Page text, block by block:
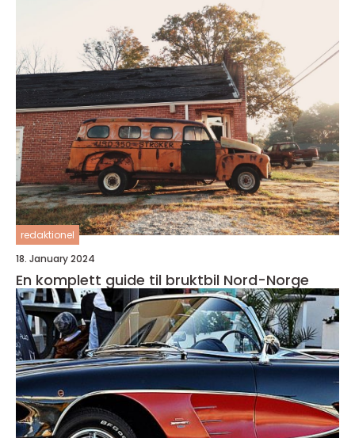
redaktionel
18. January 2024
En komplett guide til bruktbil Nord-Norge